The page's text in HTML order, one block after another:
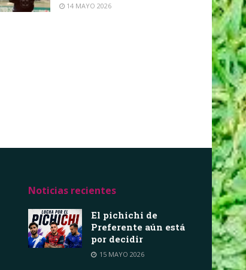
14 MAYO 2026
Noticias recientes
El pichichi de
Preferente aún está
por decidir
15 MAYO 2026